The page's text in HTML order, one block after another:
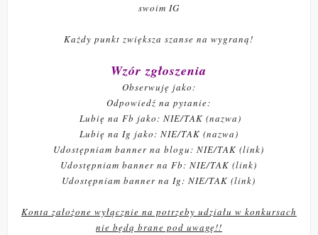
swoim IG
Każdy punkt zwiększa szanse na wygraną!
Wzór zgłoszenia
Obserwuję jako:
Odpowiedź na pytanie:
Lubię na Fb jako: NIE/TAK (nazwa)
Lubię na Ig jako: NIE/TAK (nazwa)
Udostępniam banner na blogu: NIE/TAK (link)
Udostępniam banner na Fb: NIE/TAK (link)
Udostępniam banner na Ig: NIE/TAK (link)
Konta założone wyłącznie na potrzeby udziału w konkursach
nie będą brane pod uwagę!!